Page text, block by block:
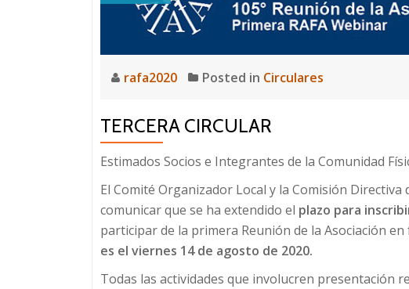
rafa2020 Posted in Circulares
TERCERA CIRCULAR
Estimados Socios e Integrantes de la Comunidad
El Comité Organizador Local y la Comisión
comunicar que se ha extendido el plazo para
participar de la primera Reunión de la Asociación en
es el viernes 14 de agosto de 2020.
Todas las actividades que involucren presentación